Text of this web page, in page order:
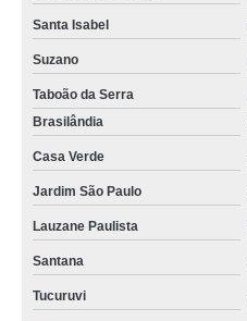
Santa Isabel
Suzano
Taboão da Serra
Brasilândia
Casa Verde
Jardim São Paulo
Lauzane Paulista
Santana
Tucuruvi